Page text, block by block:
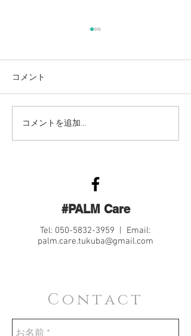
コメント
コメントを追加…
#PALM Care
Tel: 050-5832-3959 | Email:
palm.care.tukuba@gmail.com
Contact